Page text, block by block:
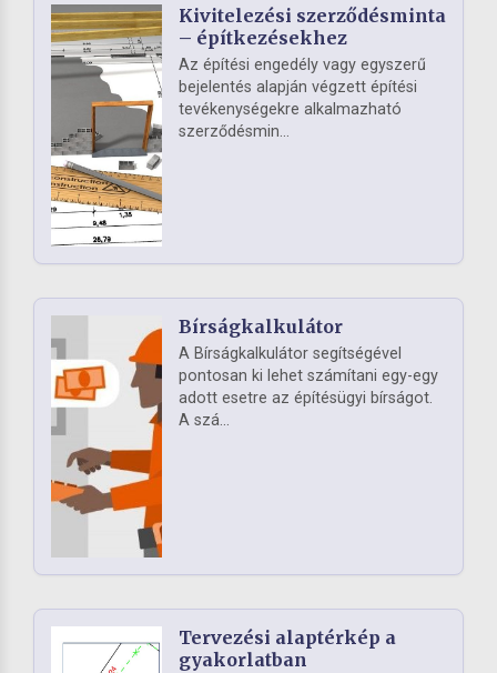
Kivitelezési szerződésminta
– építkezésekhez
Az építési engedély vagy egyszerű
bejelentés alapján végzett építési
tevékenységekre alkalmazható
szerződésmin...
Bírságkalkulátor
A Bírságkalkulátor segítségével
pontosan ki lehet számítani egy-egy
adott esetre az építésügyi bírságot.
A szá...
Tervezési alaptérkép a
gyakorlatban